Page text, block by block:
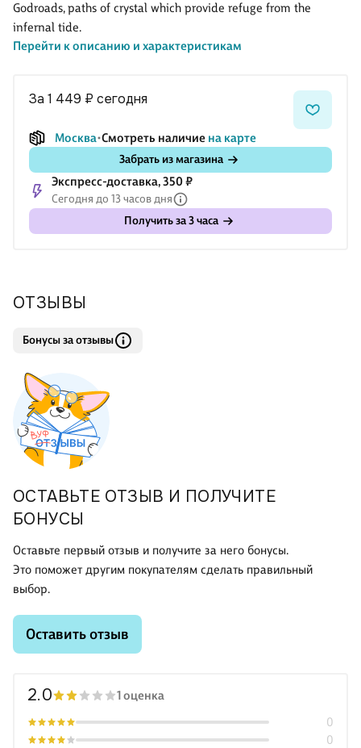
Godroads, paths of crystal which provide refuge from the
infernal tide.
magical currents – seven timeless royal families, born and
reborn into flawless bodies. As immortal as the precious stones
from which they take their names, they fight to hold the Wild at
bay. For generations a fragile balance has held.
AND THE DAMNED…
House Sapphire, one of the ancient Deathless families, is riven
Перейти к описанию и характеристикам
за 1 449 ₽ сегодня
Москва Смотреть наличие на карте
Забрать из магазина
Экспресс-доставка, 350 ₽
Сегодня до 13 часов дня
Получить за 3 часа
ОТЗЫВЫ
Бонусы за отзывы
ОСТАВЬТЕ ОТЗЫВ И ПОЛУЧИТЕ
БОНУСЫ
Оставьте первый отзыв и получите за него бонусы.
Это поможет другим покупателям сделать правильный
выбор.
Оставить отзыв
2.0 1 оценка
0
0